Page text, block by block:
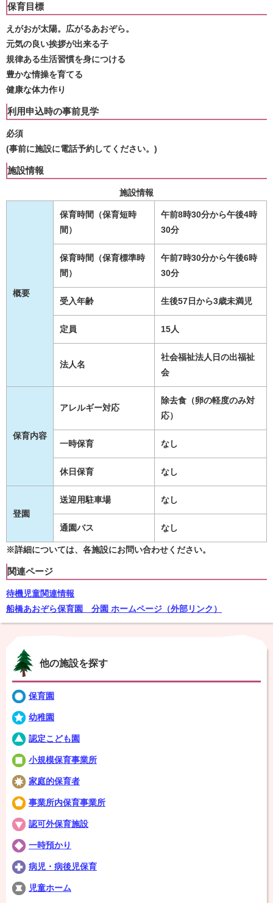
保育目標
えがおが太陽。広がるあおぞら。
元気の良い挨拶が出来る子
規律ある生活習慣を身につける
豊かな情操を育てる
健康な体力作り
利用申込時の事前見学
必須
(事前に施設に電話予約してください。)
施設情報
施設情報
概要
保育時間（保育短時
間）
午前8時30分から午後4時
30分
保育時間（保育標準時
間）
午前7時30分から午後6時
30分
受入年齢 生後57日から3歳未満児
定員 15人
法人名
社会福祉法人日の出福祉
会
保育内容
アレルギー対応
除去食（卵の軽度のみ対
応）
一時保育 なし
休日保育 なし
登園
送迎用駐車場 なし
通園バス なし
※詳細については、各施設にお問い合わせください。
関連ページ
待機児童関連情報
船橋あおぞら保育園 分園 ホームページ（外部リンク）
他の施設を探す
保育園
幼稚園
認定こども園
小規模保育事業所
家庭的保育者
事業所内保育事業所
認可外保育施設
一時預かり
病児・病後児保育
児童ホーム